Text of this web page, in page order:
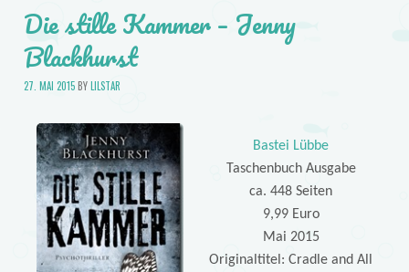
Die stille Kammer – Jenny
Blackhurst
27. MAI 2015BYLILSTAR
Bastei Lübbe
Taschenbuch Ausgabe
ca. 448 Seiten
9,99 Euro
Mai 2015
Originaltitel: Cradle and All